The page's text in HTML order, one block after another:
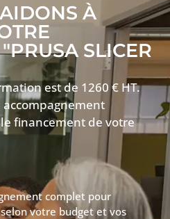
À
SLICER
est de 1260 € HT.
accompagnement
financement de votre
complet pour
votre budget et vos